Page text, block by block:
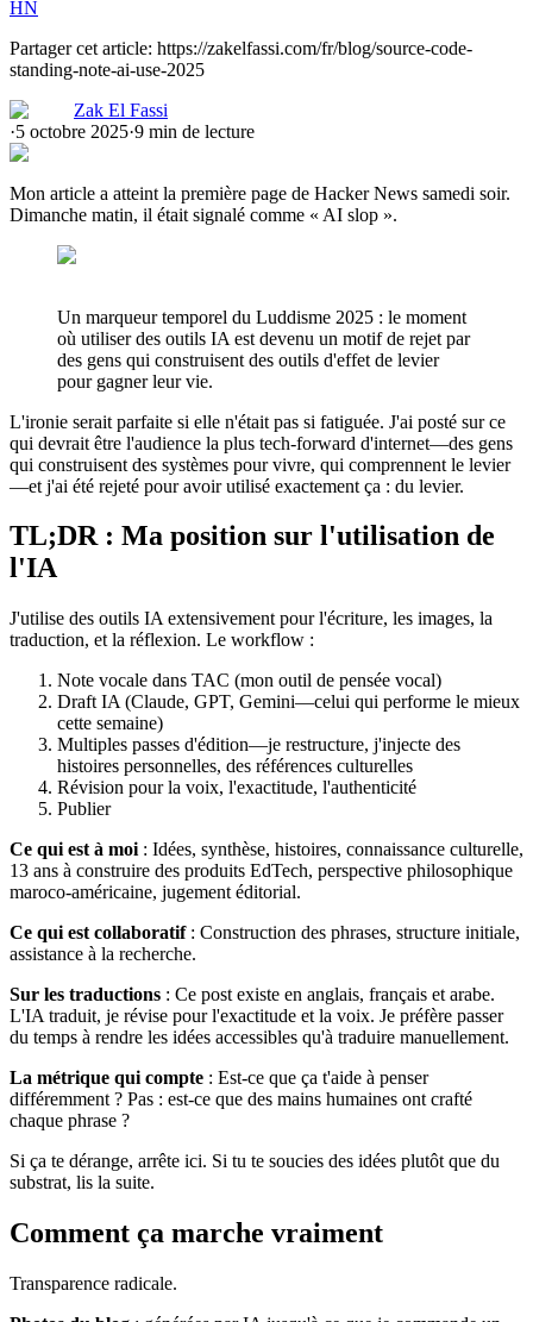
HN
Partager cet article: https://zakelfassi.com/fr/blog/source-code-
standing-note-ai-use-2025
Zak El Fassi
·5 octobre 2025·9 min de lecture
Mon article a atteint la première page de Hacker News samedi soir.
Dimanche matin, il était signalé comme « AI slop ».
Un marqueur temporel du Luddisme 2025 : le moment
où utiliser des outils IA est devenu un motif de rejet par
des gens qui construisent des outils d'effet de levier
pour gagner leur vie.
L'ironie serait parfaite si elle n'était pas si fatiguée. J'ai posté sur ce
qui devrait être l'audience la plus tech-forward d'internet—des gens
qui construisent des systèmes pour vivre, qui comprennent le levier
—et j'ai été rejeté pour avoir utilisé exactement ça : du levier.
TL;DR : Ma position sur l'utilisation de
l'IA
J'utilise des outils IA extensivement pour l'écriture, les images, la
traduction, et la réflexion. Le workflow :
Note vocale dans TAC (mon outil de pensée vocal)
Draft IA (Claude, GPT, Gemini—celui qui performe le mieux
cette semaine)
Multiples passes d'édition—je restructure, j'injecte des
histoires personnelles, des références culturelles
Révision pour la voix, l'exactitude, l'authenticité
Publier
Ce qui est à moi : Idées, synthèse, histoires, connaissance culturelle,
13 ans à construire des produits EdTech, perspective philosophique
maroco-américaine, jugement éditorial.
Ce qui est collaboratif: Construction des phrases, structure initiale,
assistance à la recherche.
Sur les traductions : Ce post existe en anglais, français et arabe.
L'IA traduit, je révise pour l'exactitude et la voix. Je préfère passer
du temps à rendre les idées accessibles qu'à traduire manuellement.
La métrique qui compte : Est-ce que ça t'aide à penser
différemment ? Pas : est-ce que des mains humaines ont crafté
chaque phrase ?
Si ça te dérange, arrête ici. Si tu te soucies des idées plutôt que du
substrat, lis la suite.
Comment ça marche vraiment
Transparence radicale.